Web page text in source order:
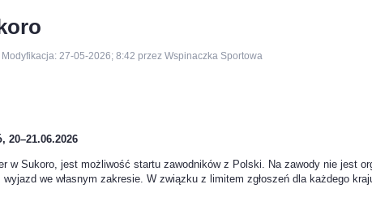
27-05-2026; 8:42 przez Wspinaczka Sportowa
20–21.06.2026
w Sukoro, jest możliwość startu zawodników z Polski. Na zawody nie jest
we własnym zakresie. W związku z limitem zgłoszeń dla każdego